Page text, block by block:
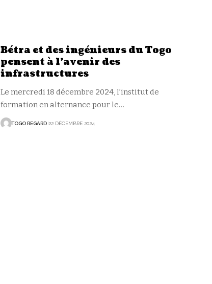
Bétra et des ingénieurs du Togo
pensent à l’avenir des
infrastructures
Le mercredi 18 décembre 2024, l’institut de
formation en alternance pour le…
TOGO REGARD 22 DÉCEMBRE 2024